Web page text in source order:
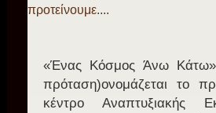
προτείνουμε....
«Ένας Κόσμος Άνω
πρόταση)ονομάζεται το
κέντρο Αναπτυξιακής